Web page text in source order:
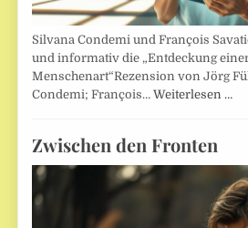
Silvana Condemi und François
und informativ die „Entdeckung
Menschenart“Rezension von Jörg
Condemi; François…Weiterlesen …
Zwischen den Fronten